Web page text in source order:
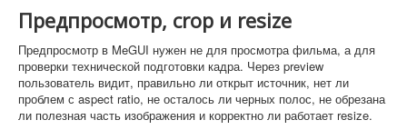
Предпросмотр, crop и resize
Предпросмотр в MeGUI нужен не для просмотра фильма, а для
проверки технической подготовки кадра. Через preview
пользователь видит, правильно ли открыт источник, нет ли
проблем с aspect ratio, не осталось ли черных полос, не обрезана
ли полезная часть изображения и корректно ли работает resize.